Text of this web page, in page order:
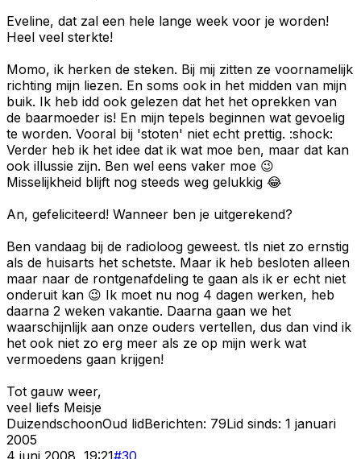
Eveline, dat zal een hele lange week voor je worden!
Heel veel sterkte!
Momo, ik herken de steken. Bij mij zitten ze voornamelijk
richting mijn liezen. En soms ook in het midden van mijn
buik. Ik heb idd ook gelezen dat het het oprekken van
de baarmoeder is! En mijn tepels beginnen wat gevoelig
te worden. Vooral bij 'stoten' niet echt prettig. :shock:
Verder heb ik het idee dat ik wat moe ben, maar dat kan
ook illussie zijn. Ben wel eens vaker moe 😉
Misselijkheid blijft nog steeds weg gelukkig 😂
An, gefeliciteerd! Wanneer ben je uitgerekend?
Ben vandaag bij de radioloog geweest. tIs niet zo ernstig
als de huisarts het schetste. Maar ik heb besloten alleen
maar naar de rontgenafdeling te gaan als ik er echt niet
onderuit kan 😉 Ik moet nu nog 4 dagen werken, heb
daarna 2 weken vakantie. Daarna gaan we het
waarschijnlijk aan onze ouders vertellen, dus dan vind ik
het ook niet zo erg meer als ze op mijn werk wat
vermoedens gaan krijgen!
Tot gauw weer,
veel liefs Meisje
DuizendschoonOud lidBerichten: 79Lid sinds: 1 januari
2005
4 juni 2008, 19:21#30